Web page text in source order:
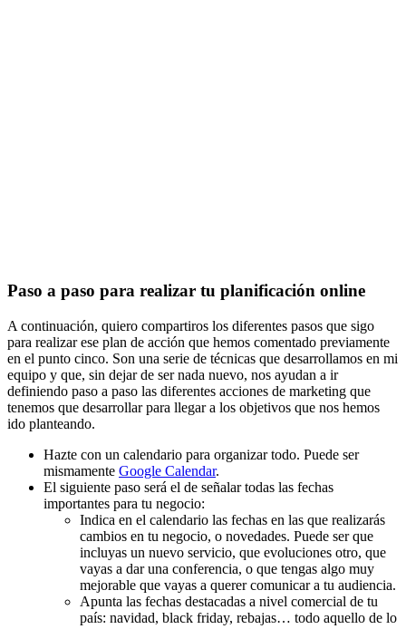
Paso a paso para realizar tu planificación online
A continuación, quiero compartiros los diferentes pasos que sigo
para realizar ese plan de acción que hemos comentado previamente
en el punto cinco. Son una serie de técnicas que desarrollamos en mi
equipo y que, sin dejar de ser nada nuevo, nos ayudan a ir
definiendo paso a paso las diferentes acciones de marketing que
tenemos que desarrollar para llegar a los objetivos que nos hemos
ido planteando.
Hazte con un calendario para organizar todo. Puede ser
mismamente Google Calendar.
El siguiente paso será el de señalar todas las fechas
importantes para tu negocio:
Indica en el calendario las fechas en las que realizarás
cambios en tu negocio, o novedades. Puede ser que
incluyas un nuevo servicio, que evoluciones otro, que
vayas a dar una conferencia, o que tengas algo muy
mejorable que vayas a querer comunicar a tu audiencia.
Apunta las fechas destacadas a nivel comercial de tu
país: navidad, black friday, rebajas… todo aquello de lo